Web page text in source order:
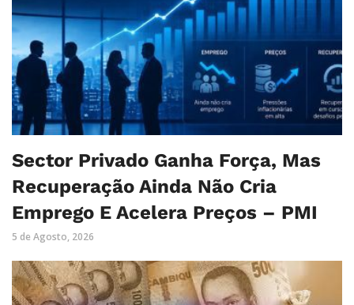
Sector Privado Ganha Força, Mas
Recuperação Ainda Não Cria
Emprego E Acelera Preços – PMI
5 de Agosto, 2026